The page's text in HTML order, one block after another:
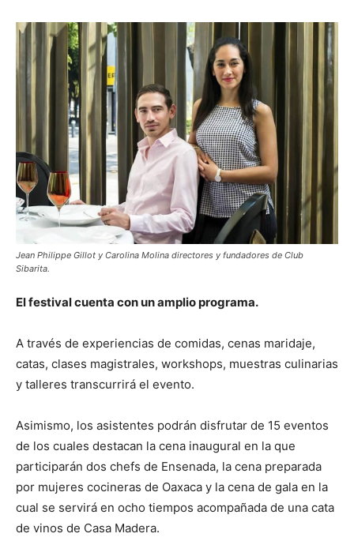
Jean Philippe Gillot y Carolina Molina directores y fundadores de Club
Sibarita.
El festival cuenta con un amplio programa.
A través de experiencias de comidas, cenas maridaje,
catas, clases magistrales, workshops, muestras culinarias
y talleres transcurrirá el evento.
Asimismo, los asistentes podrán disfrutar de 15 eventos
de los cuales destacan la cena inaugural en la que
participarán dos chefs de Ensenada, la cena preparada
por mujeres cocineras de Oaxaca y la cena de gala en la
cual se servirá en ocho tiempos acompañada de una cata
de vinos de Casa Madera.